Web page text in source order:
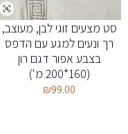
סט מצעים זוגי לבן, מעוצב,
רך ונעים למגע עם הדפס
בצבע אפור דגם רון
(160*200 מ')
₪99.00